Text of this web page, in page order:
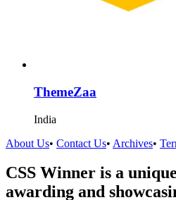
ThemeZaa
India
About Us• Contact Us• Archives•
CSS Winner is a
awarding and